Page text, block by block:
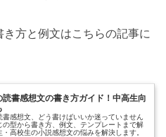
方と例文はこちらの記事に
読書感想文の書き方ガイド！中高生向
書感想文、どう書けばいいか迷っていません
の型から書き方、例文、テンプレートまで解
高校生の小説感想文の悩みを解決します。